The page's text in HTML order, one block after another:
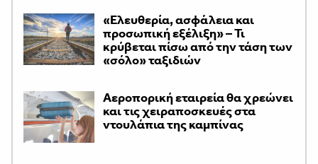
«Ελευθερία, ασφάλεια και
προσωπική εξέλιξη» – Τι
κρύβεται πίσω από την τάση των
«σόλο» ταξιδιών
Αεροπορική εταιρεία θα χρεώνει
και τις χειραποσκευές στα
ντουλάπια της καμπίνας